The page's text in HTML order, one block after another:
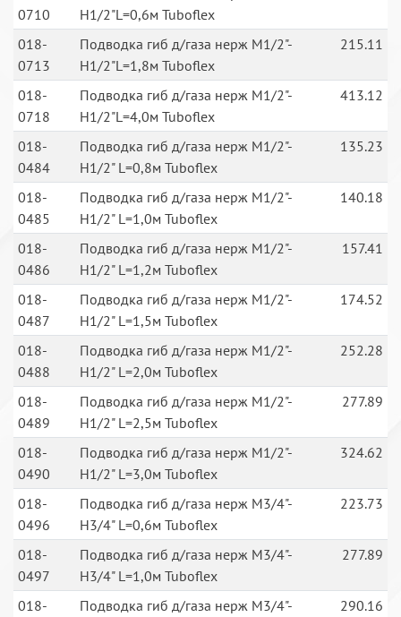
0710
H1/2"L=0,6м Tuboflex
018-
0713
Подводка гиб д/газа нерж M1/2"-
H1/2"L=1,8м Tuboflex
215.11
018-
0718
Подводка гиб д/газа нерж M1/2"-
H1/2"L=4,0м Tuboflex
413.12
018-
0484
Подводка гиб д/газа нерж М1/2"-
Н1/2" L=0,8м Tuboflex
135.23
018-
0485
Подводка гиб д/газа нерж М1/2"-
Н1/2" L=1,0м Tuboflex
140.18
018-
0486
Подводка гиб д/газа нерж М1/2"-
Н1/2" L=1,2м Tuboflex
157.41
018-
0487
Подводка гиб д/газа нерж М1/2"-
Н1/2" L=1,5м Tuboflex
174.52
018-
0488
Подводка гиб д/газа нерж М1/2"-
Н1/2" L=2,0м Tuboflex
252.28
018-
0489
Подводка гиб д/газа нерж М1/2"-
Н1/2" L=2,5м Tuboflex
277.89
018-
0490
Подводка гиб д/газа нерж М1/2"-
Н1/2" L=3,0м Tuboflex
324.62
018-
0496
Подводка гиб д/газа нерж М3/4"-
Н3/4" L=0,6м Tuboflex
223.73
018-
0497
Подводка гиб д/газа нерж М3/4"-
Н3/4" L=1,0м Tuboflex
277.89
018-
Подводка гиб д/газа нерж М3/4"-
290.16